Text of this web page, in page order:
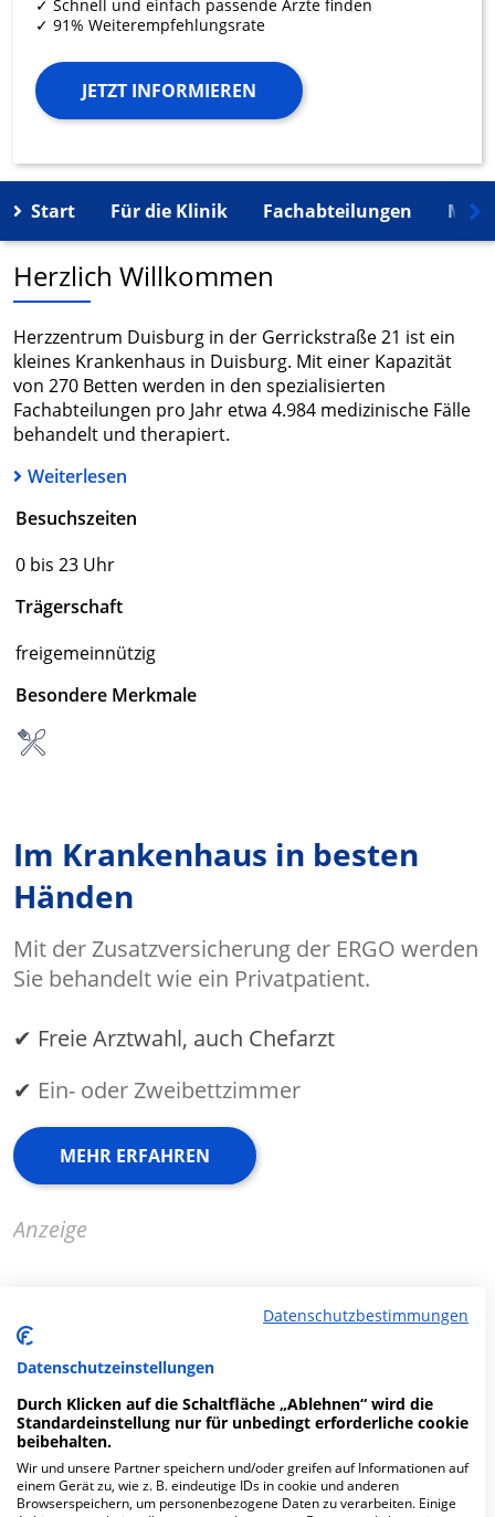
✓ Schnell und einfach passende Ärzte finden
✓ 91% Weiterempfehlungsrate
JETZT INFORMIEREN
Start Für die Klinik Fachabteilungen
Herzlich Willkommen
Herzzentrum Duisburg in der Gerrickstraße 21 ist ein
kleines Krankenhaus in Duisburg. Mit einer Kapazität
von 270 Betten werden in den spezialisierten
Fachabteilungen pro Jahr etwa 4.984 medizinische Fälle
behandelt und therapiert.
Weiterlesen
Besuchszeiten
0 bis 23 Uhr
Trägerschaft
freigemeinnützig
Besondere Merkmale
Im Krankenhaus in besten
Händen
Mit der Zusatzversicherung der ERGO werden
Sie behandelt wie ein Privatpatient.
✔ Freie Arztwahl, auch Chefarzt
✔ Ein- oder Zweibettzimmer
MEHR ERFAHREN
Anzeige
Fachabteilungen
Fachabteilung suchen:
Datenschutzbestimmungen
Datenschutzeinstellungen
Durch Klicken auf die Schaltfläche „Ablehnen“ wird die
Standardeinstellung nur für unbedingt erforderliche cookie
beibehalten.
Wir und unsere Partner speichern und/oder greifen auf Informationen auf
einem Gerät zu, wie z. B. eindeutige IDs in cookie und anderen
Browserspeichern, um personenbezogene Daten zu verarbeiten. Einige